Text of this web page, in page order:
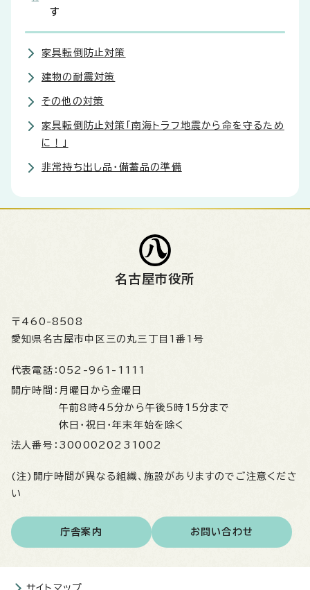
す
家具転倒防止対策
建物の耐震対策
その他の対策
家具転倒防止対策「南海トラフ地震から命を守るため
に！」
非常持ち出し品・備蓄品の準備
名古屋市役所
〒460-8508
愛知県名古屋市中区三の丸三丁目1番1号
代表電話： 052-961-1111
開庁時間： 月曜日から金曜日
午前8時45分から午後5時15分まで
休日・祝日・年末年始を除く
法人番号： 3000020231002
(注)開庁時間が異なる組織、施設がありますのでご注意くださ
い
庁舎案内 お問い合わせ
サイトマップ